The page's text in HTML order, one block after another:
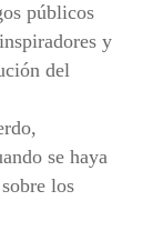
públicos
y
del
se haya
los